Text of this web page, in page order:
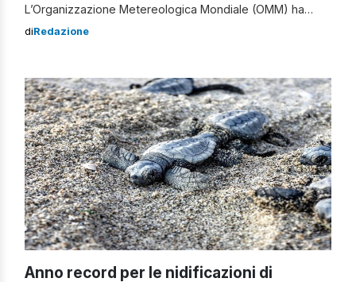
L’Organizzazione Metereologica Mondiale (OMM) ha
rilevato, in seguito ad analisi e indagini effettuate, un
Un gruppo internazionale di scienziati dell’OMM ha
verificato le temperature […]
diRedazione
Anno record per le nidificazioni di